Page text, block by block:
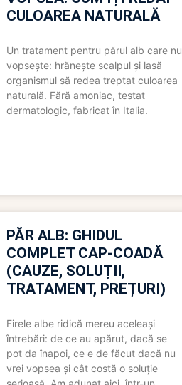
CULOAREA NATURALĂ
Un tratament pentru părul alb care nu
vopsește: hrănește scalpul și lasă
organismul să redea treptat culoarea
naturală. Fără amoniac, testat
dermatologic, fabricat în Italia.
PĂR ALB: GHIDUL
COMPLET CAP-COADĂ
(CAUZE, SOLUȚII,
TRATAMENT, PREȚURI)
Firele albe ridică mereu aceleași
întrebări: de ce au apărut, dacă se
pot da înapoi, ce e de făcut dacă nu
vrei vopsea și cât costă o soluție